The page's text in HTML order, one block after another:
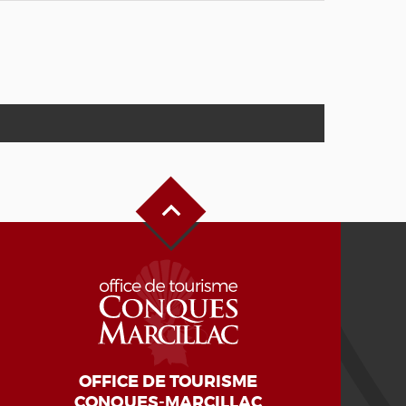
OFFICE DE TOURISME